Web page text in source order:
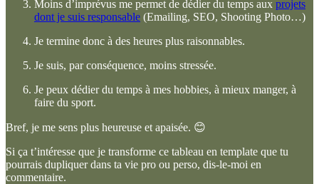
Moins d’imprévus me permet de dédier du temps aux projets
dont je suis responsable (Emailing, SEO, Shooting Photo…)
Je termine donc à des heures plus raisonnables.
Je suis, par conséquence, moins stressée.
Je peux dédier du temps à mes hobbies, à mieux manger, à
faire du sport.
Bref, je me sens plus heureuse et apaisée. 😊
Si ça t’intéresse que je transforme ce tableau en template que tu
pourrais dupliquer dans ta vie pro ou perso, dis-le-moi en
commentaire.